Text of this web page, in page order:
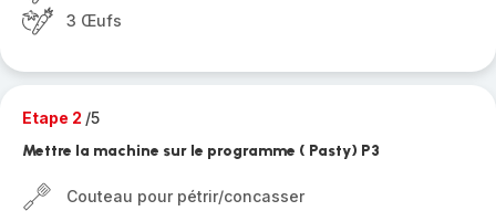
3 Œufs
Etape 2 /5
Mettre la machine sur le programme ( Pasty) P3
Couteau pour pétrir/concasser